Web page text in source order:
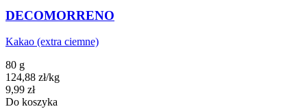
DECOMORRENO
Kakao (extra ciemne)
80 g
124,88 zł/kg
Cena
9,99 zł
Do koszyka